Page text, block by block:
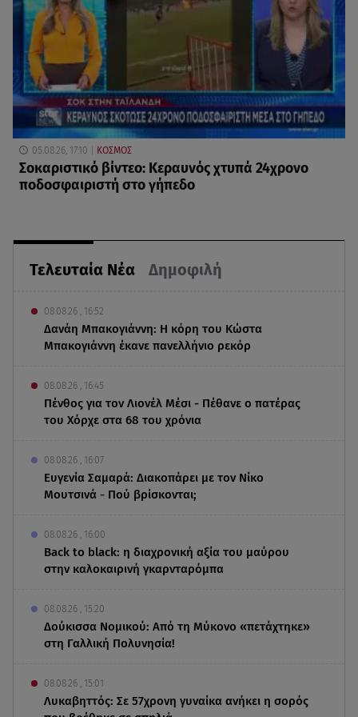
Τελευταία Νέα Δημοφιλή
08.08.26 , 16:52
Δανάη Μπακογιάννη: Η κόρη του Κώστα
Μπακογιάννη έκανε πανελλήνιο ρεκόρ
08.08.26 , 16:45
Πένθος για τον Λιονέλ Μέσι - Πέθανε ο πατέρας
του Χόρχε στα 68 του χρόνια
08.08.26 , 16:07
Ευγενία Σαμαρά: Διακοπάρει με τον Νίκο
Μουτσινά - Πού βρίσκονται;
08.08.26 , 16:00
Back to black: η διαχρονική αξία του μαύρου
στην καλοκαιρινή γκαρνταρόμπα
08.08.26 , 15:20
Δούκισσα Νομικού: Από τη Μύκονο «πετάχτηκε»
στη Γαλλική Πολυνησία!
08.08.26 , 15:01
Λυκαβηττός: Σε 57χρονη γυναίκα ανήκει η σορός
05.08.26, 17:10 ΚΟΣΜΟΣ
Σοκαριστικό βίντεο: Κεραυνός χτυπά 24χρονο
ποδοσφαιριστή στο γήπεδο